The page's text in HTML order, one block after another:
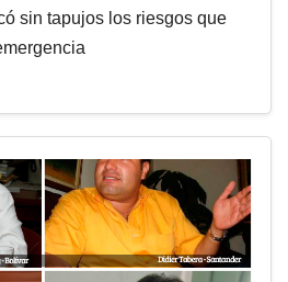
sin tapujos los riesgos que